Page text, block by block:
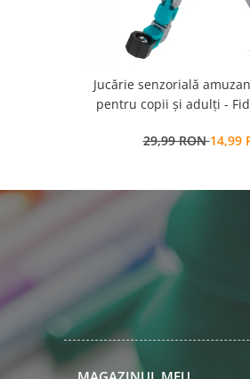
Jucărie senzorială
pentru copii și adulți -
29,99 RON14,99